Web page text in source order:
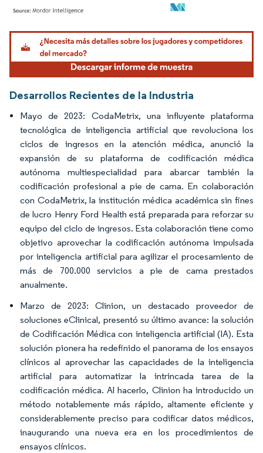
Imagen © Mordor Intelligence. El uso requiere atribución según CC BY 4.0.
Desarrollos Recientes de la Industria
Mayo de 2023: CodaMetrix, una influyente plataforma
tecnológica de inteligencia artificial que revoluciona los
ciclos de ingresos en la atención médica, anunció la
expansión de su plataforma de codificación médica
autónoma multiespecialidad para abarcar también la
codificación profesional a pie de cama. En colaboración
con CodaMetrix, la institución médica académica sin fines
de lucro Henry Ford Health está preparada para reforzar su
equipo del ciclo de ingresos. Esta colaboración tiene como
objetivo aprovechar la codificación autónoma impulsada
por inteligencia artificial para agilizar el procesamiento de
más de 700.000 servicios a pie de cama prestados
anualmente.
Marzo de 2023: Clinion, un destacado proveedor de
soluciones eClinical, presentó su último avance: la solución
de Codificación Médica con inteligencia artificial (IA). Esta
solución pionera ha redefinido el panorama de los ensayos
clínicos al aprovechar las capacidades de la inteligencia
artificial para automatizar la intrincada tarea de la
codificación médica. Al hacerlo, Clinion ha introducido un
método notablemente más rápido, altamente eficiente y
considerablemente preciso para codificar datos médicos,
inaugurando una nueva era en los procedimientos de
ensayos clínicos.